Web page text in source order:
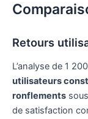
Retours
L’analyse de 1
utilisateurs
ronflements
de satisfaction